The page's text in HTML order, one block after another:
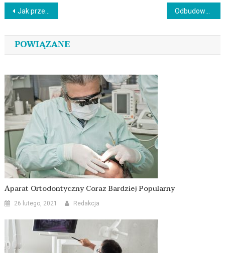
Nawigacja
wpisu
Jak przebiega leczenie zębów podczas noszenia aparatu ortodontycznego?
POWIĄZANE
Aparat Ortodontyczny Coraz Bardziej Popularny
26 lutego, 2021 Redakcja